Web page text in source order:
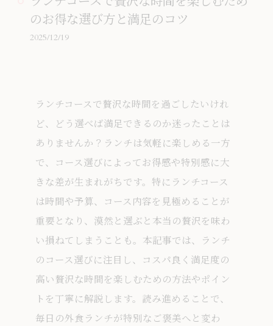
のお得な選び方と満足のコツ
2025/12/19
ランチコースで贅沢な時間を過ごしたいけれ
ど、どう選べば満足できるのか迷ったことは
ありませんか？ランチは気軽に楽しめる一方
で、コース選びによってお得感や特別感に大
きな差が生まれがちです。特にランチコース
は時間や予算、コース内容を見極めることが
重要となり、漠然と選ぶと本当の贅沢を味わ
い損ねてしまうことも。本記事では、ランチ
のコース選びに注目し、コスパ良く満足度の
高い贅沢な時間を楽しむための方法やポイン
トを丁寧に解説します。読み進めることで、
毎日の外食ランチが特別なご褒美へと変わ